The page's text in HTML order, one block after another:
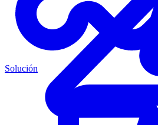
Solución